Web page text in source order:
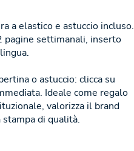
a elastico e astuccio incluso.
pagine settimanali, inserto
o astuccio: clicca su
Ideale come regalo
valorizza il brand
di qualità.